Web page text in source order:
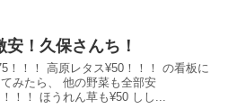
安！久保さんち！
！！！ 高原レタス¥50！！！ の看板に
みたら、 他の野菜も全部安
！！ ほうれん草も¥50 しし...